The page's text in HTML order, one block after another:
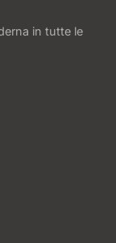
in tutte le